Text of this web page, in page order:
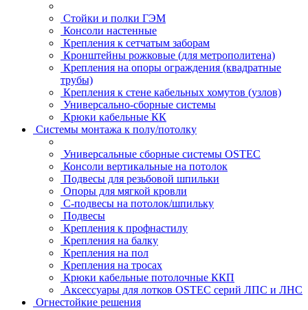
Стойки и полки ГЭМ
Консоли настенные
Крепления к сетчатым заборам
Кронштейны рожковые (для метрополитена)
Крепления на опоры ограждения (квадратные
трубы)
Крепления к стене кабельных хомутов (узлов)
Универсально-сборные системы
Крюки кабельные КК
Системы монтажа к полу/потолку
Универсальные сборные системы OSTEC
Консоли вертикальные на потолок
Подвесы для резьбовой шпильки
Опоры для мягкой кровли
С-подвесы на потолок/шпильку
Подвесы
Крепления к профнастилу
Крепления на балку
Крепления на пол
Крепления на тросах
Крюки кабельные потолочные ККП
Аксессуары для лотков OSTEC серий ЛПС и ЛНС
Огнестойкие решения